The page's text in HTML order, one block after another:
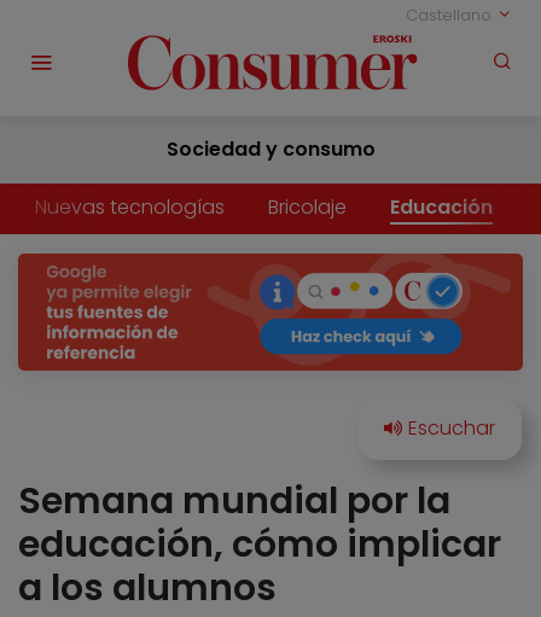
Castellano
Sociedad y consumo
Nuevas tecnologías Bricolaje Educación
Semana mundial por la
educación, cómo implicar
a los alumnos